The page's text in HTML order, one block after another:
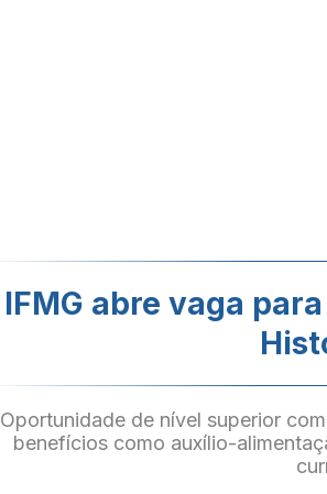
IFMG abre vaga
Oportunidade de nível superior
benefícios como auxílio-